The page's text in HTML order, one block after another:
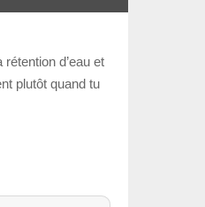
d’eau et
plutôt quand tu